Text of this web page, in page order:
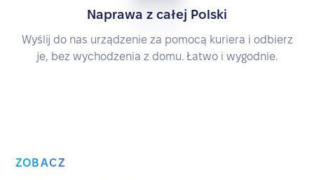
Naprawa z całej Polski
Wyślij do nas urządzenie za pomocą kuriera i odbierz
je, bez wychodzenia z domu. Łatwo i wygodnie.
ZOBACZ